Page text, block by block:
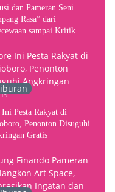
dan Pameran Seni
Rasa” dari
sampai Kritik
Pergerakan Seni Rupa
Ini Pesta Rakyat di
Penonton Disuguhi
Gratis